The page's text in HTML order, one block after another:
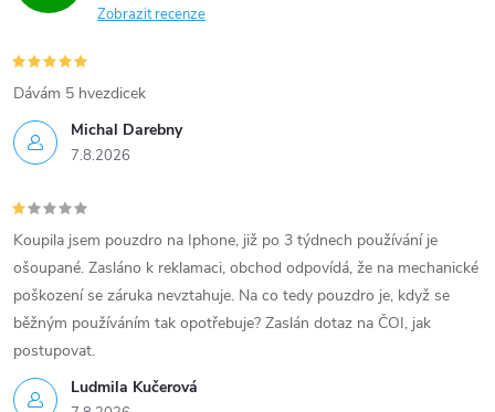
Zobrazit recenze
Michal Darebny
7.8.2026
Dávám 5 hvezdicek
Ludmila Kučerová
Koupila jsem pouzdro na Iphone, již po 3 týdnech používání je
ošoupané. Zasláno k reklamaci, obchod odpovídá, že na mechanické
poškození se záruka nevztahuje. Na co tedy pouzdro je, když se
běžným používáním tak opotřebuje? Zaslán dotaz na ČOI, jak
postupovat.